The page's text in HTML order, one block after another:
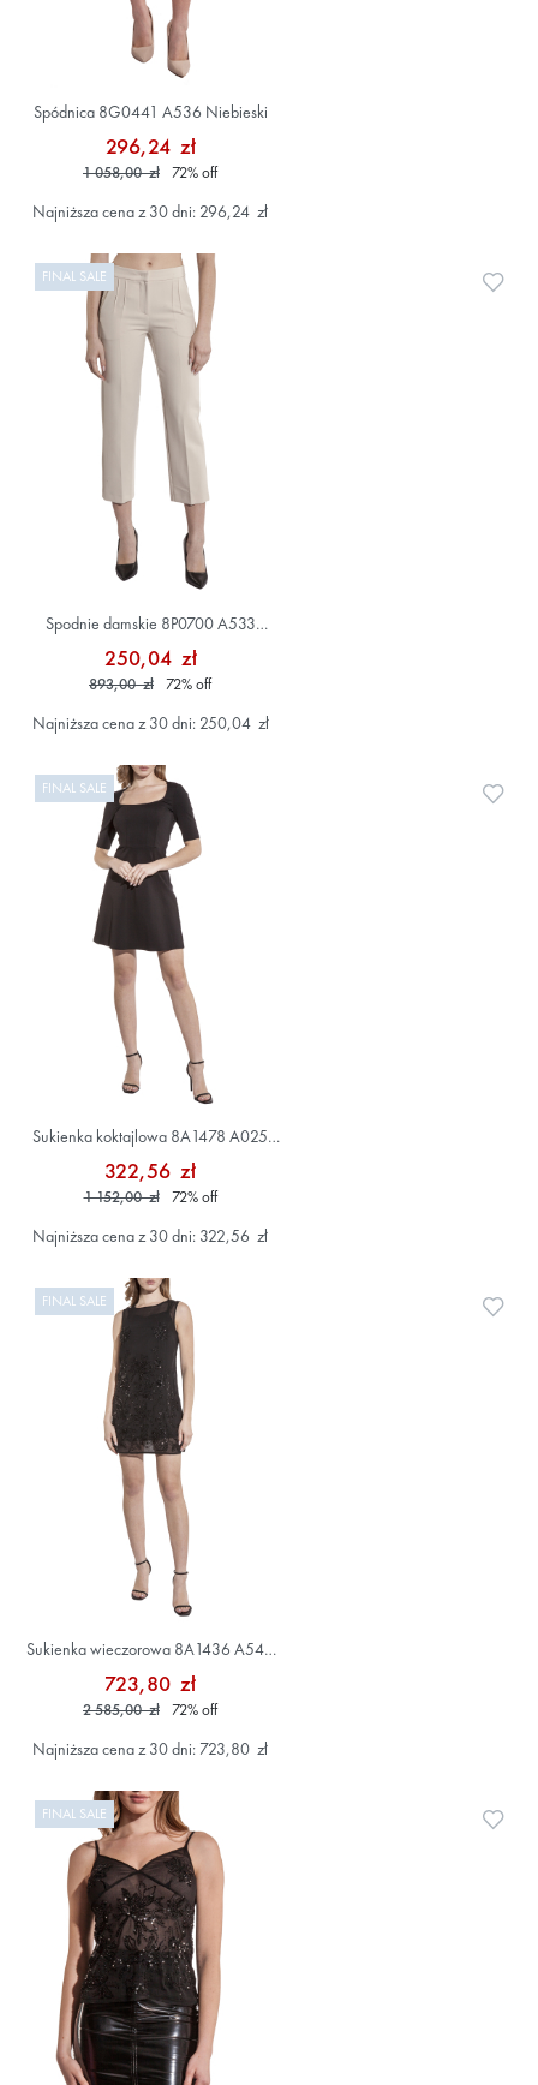
Spódnica 8G0441 A536 Niebieski
296,24 zł
1 058,00 zł 72%off
Najniższa cena z 30 dni: 296,24 zł
FINAL SALE
Spodnie damskie 8P0700 A533
Beżowy
250,04 zł
893,00 zł 72%off
Najniższa cena z 30 dni: 250,04 zł
FINAL SALE
Sukienka koktajlowa 8A1478 A025
Czarny
322,56 zł
1 152,00 zł 72%off
Najniższa cena z 30 dni: 322,56 zł
FINAL SALE
Sukienka wieczorowa 8A1436 A549
Czarny
723,80 zł
2 585,00 zł 72%off
Najniższa cena z 30 dni: 723,80 zł
FINAL SALE